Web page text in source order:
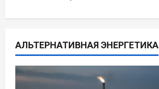
и
я
АЛЬТЕРНАТИВНАЯ ЭНЕРГЕТИКА